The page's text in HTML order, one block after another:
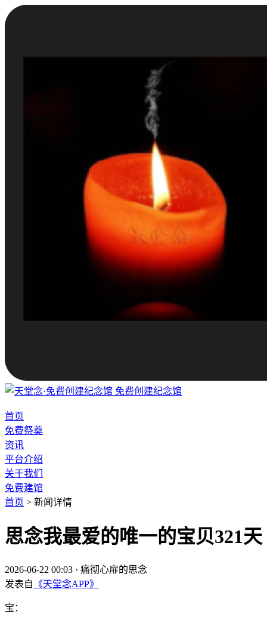
免费创建纪念馆
首页
免费祭奠
资讯
平台介绍
关于我们
免费建馆
首页 > 新闻详情
思念我最爱的唯一的宝贝321天
2026-06-22 00:03 · 痛彻心扉的思念
发表自 《天堂念APP》
宝：